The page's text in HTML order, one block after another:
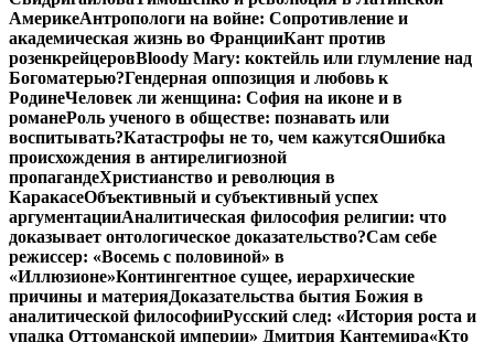
АмерикеАнтропологи на войне: Сопротивление и
академическая жизнь во ФранцииКант против
розенкрейцеровBloody Mary: коктейль или глумление над
Богоматерью?Гендерная оппозиция и любовь к
РодинеЧеловек ли женщина: София на иконе и в
романеРоль ученого в обществе: познавать или
воспитывать?Катастрофы не то, чем кажутсяОшибка
происхождения в антирелигиозной
пропагандеХристианство и революция в
КаракасеОбъективный и субъективный успех
аргументацииАналитическая философия религии: что
доказывает онтологическое доказательство?Сам себе
режиссер: «Восемь с половиной» в
«Иллюзионе»Контингентное сущее, иерархические
причины и материяДоказательства бытия Божия в
аналитической философииРусский след: «История роста и
упадка Оттоманской империи» Дмитрия Кантемира«Кто